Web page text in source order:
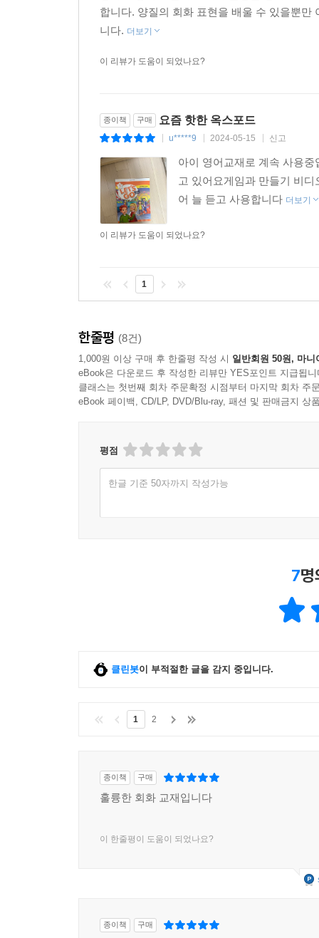
합니다. 양질의 회화 표현을 배울 수 있을뿐
니다. 더보기
이 리뷰가 도움이 되었나요?
종이책 구매 요즘 핫한 옥스포드
u*****9 2024-05-15 신고
아이 영어교재로 계속 사용
고 있어요게임과 만들기 비
어 늘 듣고 사용합니다 더보기
이 리뷰가 도움이 되었나요?
1
한줄평 (8건)
1,000원 이상 구매 후 한줄평 작성 시 일반회원 50원, 마니
eBook은 다운로드 후 작성한 리뷰만 YES포인트 지급됩니
클래스는 첫번째 회차 주문확정 시점부터 마지막 회차 주
eBook 페이백, CD/LP, DVD/Blu-ray, 패션 및 판매금지 상
평점
한글 기준 50자까지 작성가능
7
클린봇이 부적절한 글을 감지 중입니다.
1 2
종이책 구매
훌륭한 회화 교재입니다
이 한줄평이 도움이 되었나요?
종이책 구매